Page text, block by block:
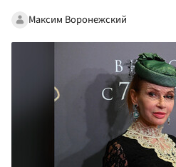
Максим Воронежский